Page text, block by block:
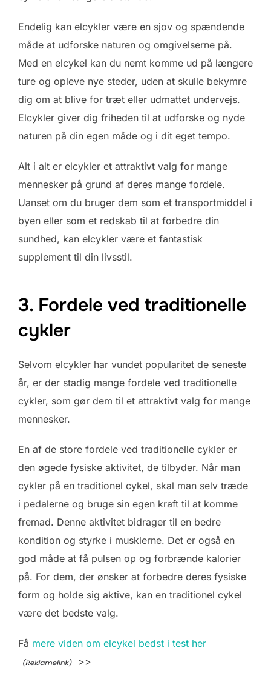
Endelig kan elcykler være en sjov og spændende
måde at udforske naturen og omgivelserne på.
Med en elcykel kan du nemt komme ud på længere
ture og opleve nye steder, uden at skulle bekymre
dig om at blive for træt eller udmattet undervejs.
Elcykler giver dig friheden til at udforske og nyde
naturen på din egen måde og i dit eget tempo.
Alt i alt er elcykler et attraktivt valg for mange
mennesker på grund af deres mange fordele.
Uanset om du bruger dem som et transportmiddel i
byen eller som et redskab til at forbedre din
sundhed, kan elcykler være et fantastisk
supplement til din livsstil.
3. Fordele ved traditionelle
cykler
Selvom elcykler har vundet popularitet de seneste
år, er der stadig mange fordele ved traditionelle
cykler, som gør dem til et attraktivt valg for mange
mennesker.
En af de store fordele ved traditionelle cykler er
den øgede fysiske aktivitet, de tilbyder. Når man
cykler på en traditionel cykel, skal man selv træde
i pedalerne og bruge sin egen kraft til at komme
fremad. Denne aktivitet bidrager til en bedre
kondition og styrke i musklerne. Det er også en
god måde at få pulsen op og forbrænde kalorier
på. For dem, der ønsker at forbedre deres fysiske
form og holde sig aktive, kan en traditionel cykel
være det bedste valg.
Få mere viden om elcykel bedst i test her
>>